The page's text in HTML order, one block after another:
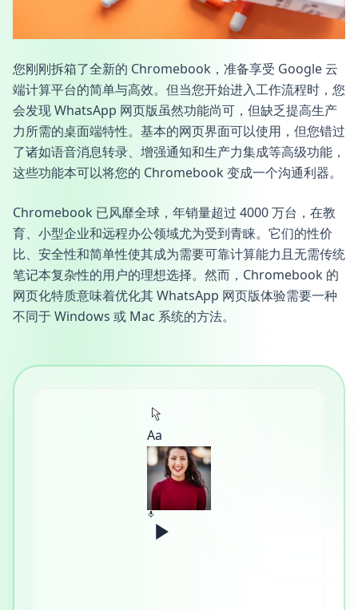
您刚刚拆箱了全新的 Chromebook，准备享受 Google 云
端计算平台的简单与高效。但当您开始进入工作流程时，您
会发现 WhatsApp 网页版虽然功能尚可，但缺乏提高生产
力所需的桌面端特性。基本的网页界面可以使用，但您错过
了诸如语音消息转录、增强通知和生产力集成等高级功能，
这些功能本可以将您的 Chromebook 变成一个沟通利器。
Chromebook 已风靡全球，年销量超过 4000 万台，在教
育、小型企业和远程办公领域尤为受到青睐。它们的性价
比、安全性和简单性使其成为需要可靠计算能力且无需传统
笔记本复杂性的用户的理想选择。然而，Chromebook 的
网页化特质意味着优化其 WhatsApp 网页版体验需要一种
不同于 Windows 或 Mac 系统的方法。
Aa